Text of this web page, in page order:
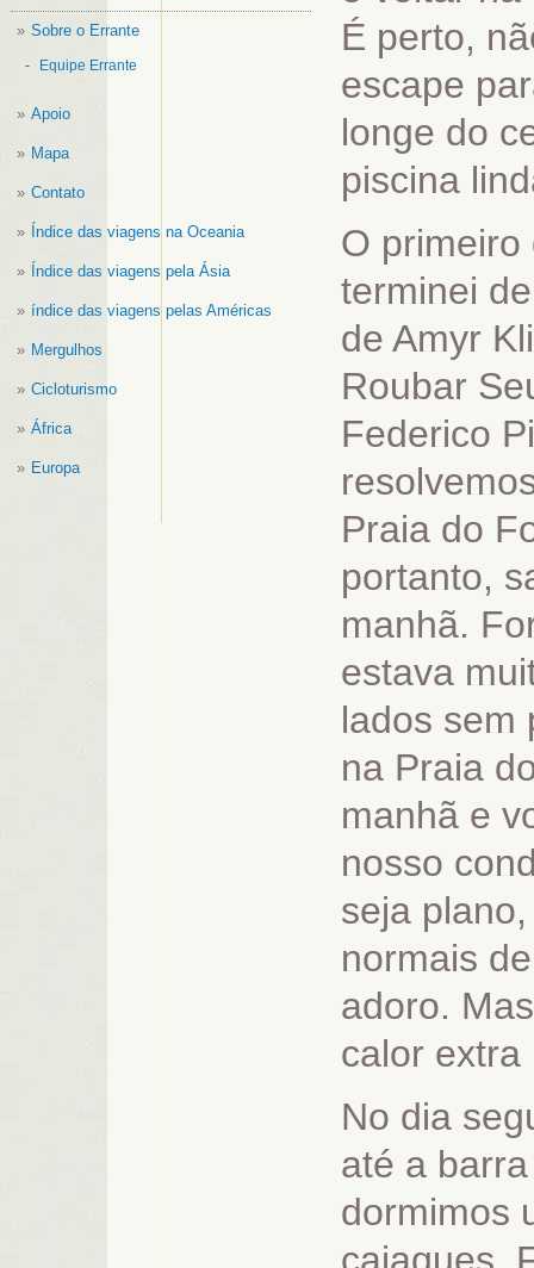
Sobre o Errante
Equipe Errante
Apoio
Mapa
Contato
Índice das viagens na Oceania
Índice das viagens pela Ásia
índice das viagens pelas Américas
Mergulhos
Cicloturismo
África
Europa
É perto,
escape
longe do
piscina
O
terminei
de Amyr
Roubar
Federico
Praia do
portanto,
manhã.
estava
lados sem
na Praia
manhã e
nosso
seja
normais
adoro.
calor extra
No dia
até a
dormimos